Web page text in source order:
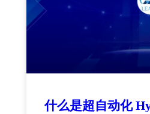
什么是超自动化